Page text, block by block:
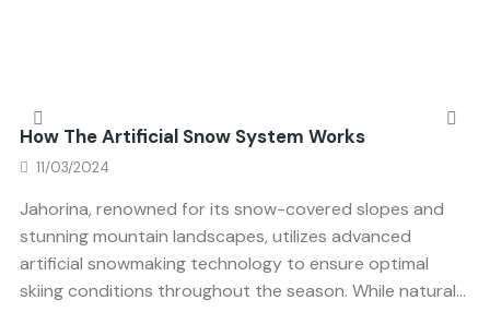
How The Artificial Snow System Works
11/03/2024
Jahorina, renowned for its snow-covered slopes and
stunning mountain landscapes, utilizes advanced
artificial snowmaking technology to ensure optimal
skiing conditions throughout the season. While natural...